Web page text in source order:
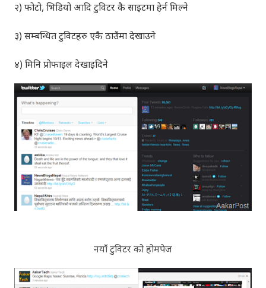
२) फोटो, भिडियो आदि टुविटर कै साइटमा हेर्न मिल्ने
३) सम्बन्धित टुविटहरु एकै ठाउँमा देखाउने
४) मिनि प्रोफाइल देखाइदिने
नयाँ टुविटर को होमपेज